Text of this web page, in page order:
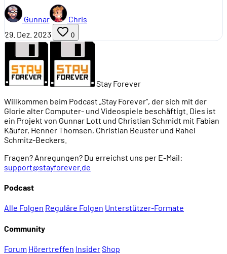
Gunnar
Chris
29. Dez. 2023
0
Stay Forever
Willkommen beim Podcast „Stay Forever", der sich mit der
Glorie alter Computer- und Videospiele beschäftigt. Dies ist
ein Projekt von Gunnar Lott und Christian Schmidt mit Fabian
Käufer, Henner Thomsen, Christian Beuster und Rahel
Schmitz-Beckers.
Fragen? Anregungen? Du erreichst uns per E-Mail:
support@stayforever.de
Podcast
Alle Folgen Reguläre Folgen Unterstützer-Formate
Community
Forum Hörertreffen InsiderShop